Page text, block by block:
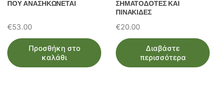
ΠΟΥ ΑΝΑΣΗΚΩΝΕΤΑΙ
€53.00
Προσθήκη στο
καλάθι
ΣΗΜΑΤΟΔΟΤΕΣ ΚΑΙ
ΠΙΝΑΚΙΔΕΣ
€20.00
Διαβάστε
περισσότερα